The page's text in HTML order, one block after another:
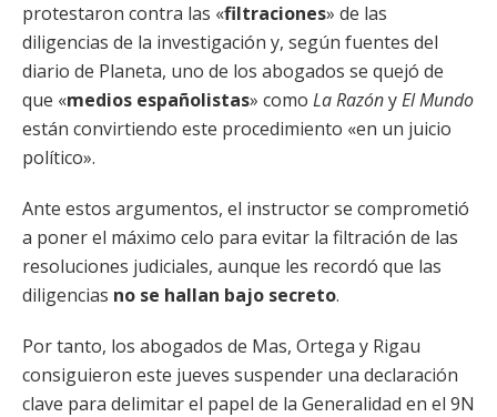
protestaron contra las «filtraciones» de las
diligencias de la investigación y, según fuentes del
diario de Planeta, uno de los abogados se quejó de
que «medios españolistas» como La RazónyEl Mundo
están convirtiendo este procedimiento «en un juicio
político».
Ante estos argumentos, el instructor se comprometió
a poner el máximo celo para evitar la filtración de las
resoluciones judiciales, aunque les recordó que las
diligencias no se hallan bajo secreto.
Por tanto, los abogados de Mas, Ortega y Rigau
consiguieron este jueves suspender una declaración
clave para delimitar el papel de la Generalidad en el 9N